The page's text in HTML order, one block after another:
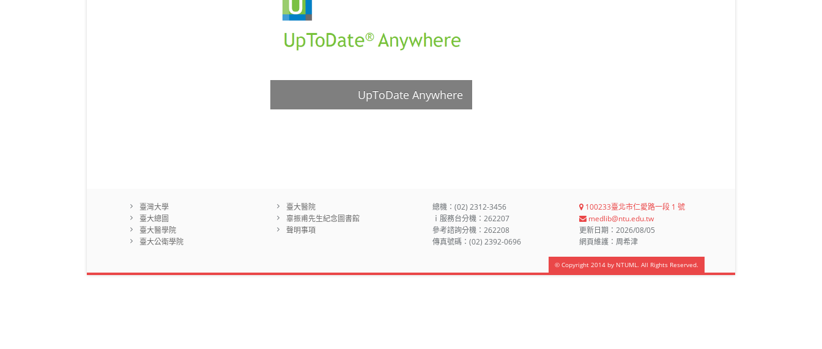
UpToDate Anywhere
臺灣大學
臺大總圖
臺大醫學院
臺大公衛學院
臺大醫院
辜振甫先生紀念圖書館
聲明事項
總機：(02) 2312-3456
ｉ服務台分機：262207
參考諮詢分機：262208
傳真號碼：(02) 2392-0696
100233臺北市仁愛路一段 1 號
medlib@ntu.edu.tw
更新日期：2026/08/05
網頁維護：周希津
© Copyright 2014 by NTUML. All Rights Reserved.